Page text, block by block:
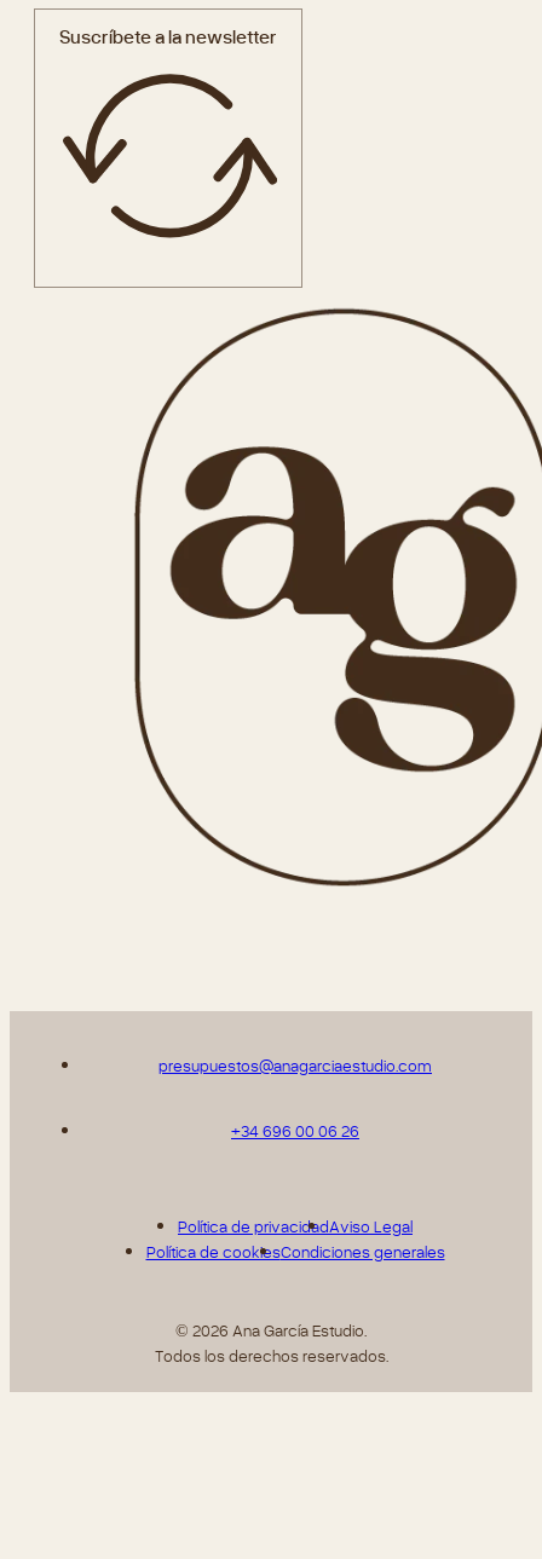
Suscríbete a la newsletter
presupuestos@anagarciaestudio.com
Política de privacidadAviso Legal
Política de cookiesCondiciones generales
+34 696 00 06 26
© 2026 Ana García Estudio.
Todos los derechos reservados.